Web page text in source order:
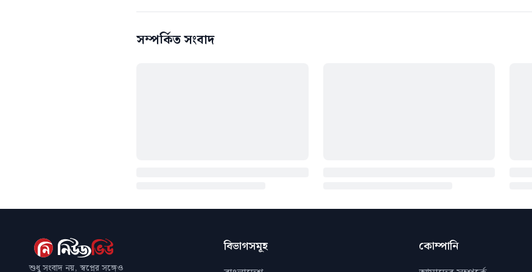
সম্পর্কিত সংবাদ
শুধু সংবাদ নয়, স্বপ্নের সঙ্গেও
বিভাগসমূহ
কোম্পানি